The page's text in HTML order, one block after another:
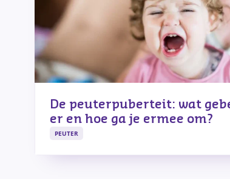
De peuterpuberteit: wat
er en hoe ga je ermee om?
PEUTER